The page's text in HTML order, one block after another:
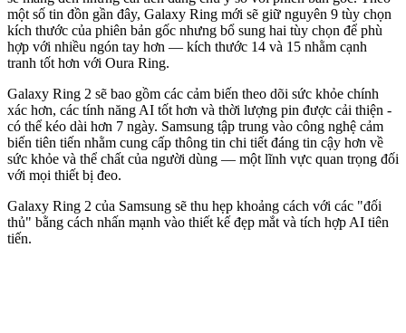
một số tin đồn gần đây, Galaxy Ring mới sẽ giữ nguyên 9 tùy chọn
kích thước của phiên bản gốc nhưng bổ sung hai tùy chọn để phù
hợp với nhiều ngón tay hơn — kích thước 14 và 15 nhằm cạnh
tranh tốt hơn với Oura Ring.
Galaxy Ring 2 sẽ bao gồm các cảm biến theo dõi sức khỏe chính
xác hơn, các tính năng AI tốt hơn và thời lượng pin được cải thiện -
có thể kéo dài hơn 7 ngày. Samsung tập trung vào công nghệ cảm
biến tiên tiến nhằm cung cấp thông tin chi tiết đáng tin cậy hơn về
sức khỏe và thể chất của người dùng — một lĩnh vực quan trọng đối
với mọi thiết bị đeo.
Galaxy Ring 2 của Samsung sẽ thu hẹp khoảng cách với các "đối
thủ" bằng cách nhấn mạnh vào thiết kế đẹp mắt và tích hợp AI tiên
tiến.